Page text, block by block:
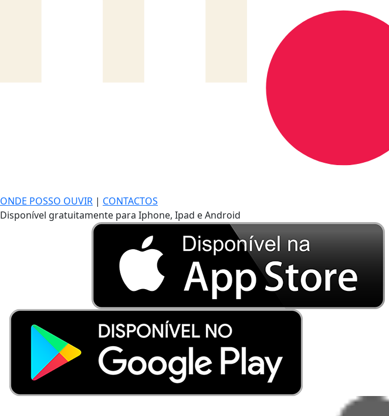
ONDE POSSO OUVIR | CONTACTOS
Disponível gratuitamente para Iphone, Ipad e Android